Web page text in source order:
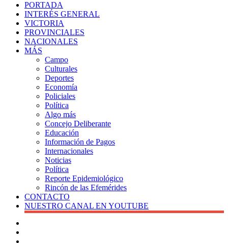
PORTADA
INTERÉS GENERAL
VICTORIA
PROVINCIALES
NACIONALES
MÁS
Campo
Culturales
Deportes
Economía
Policiales
Política
Algo más
Concejo Deliberante
Educación
Información de Pagos
Internacionales
Noticias
Política
Reporte Epidemiológico
Rincón de las Efemérides
CONTACTO
NUESTRO CANAL EN YOUTUBE